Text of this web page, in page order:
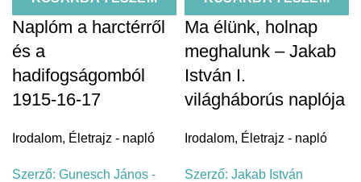
Naplóm a harctérről
és a
hadifogságomból
1915-16-17
Irodalom, Életrajz - napló
Szerző: Gunesch János -
Ma élünk, holnap
meghalunk – Jakab
István I.
világháborús naplója
Irodalom, Életrajz - napló
Szerző: Jakab István